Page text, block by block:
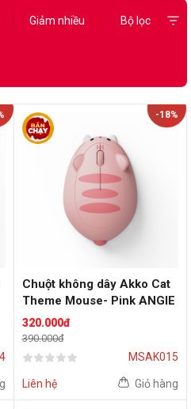
Giảm nhiều Bộ lọc
-18%
Chuột không dây Akko Cat
Theme Mouse- Pink ANGIE
320.000đ
390.000đ
MSAK015
Liên hệ Giỏ hàng